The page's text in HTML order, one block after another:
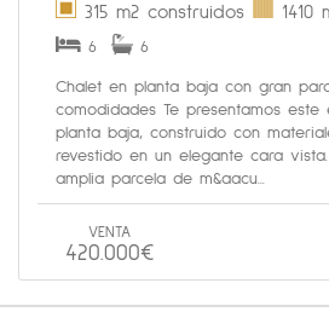
315 m2 construidos 1410
6 6
Chalet en planta baja con gran
comodidades Te presentamos este
planta baja, construido con
revestido en un elegante cara
amplia parcela de m&aacu...
VENTA
420.000€